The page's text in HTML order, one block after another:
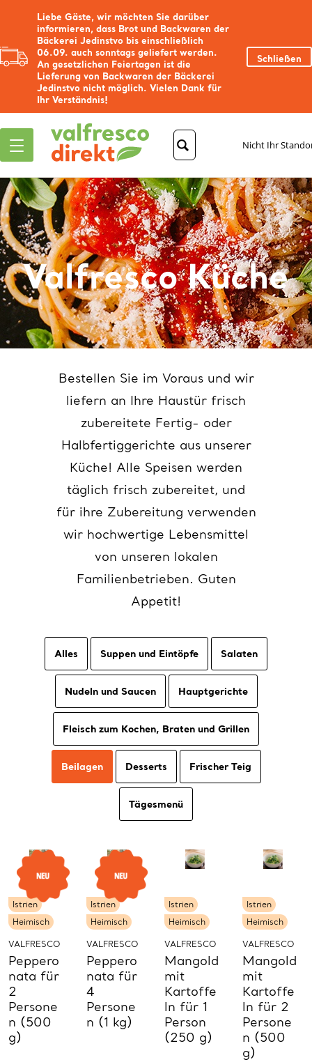
Liebe Gäste, wir möchten Sie darüber
informieren, dass Brot und Backwaren der
Bäckerei Jedinstvo bis einschließlich
06.09. auch sonntags geliefert werden.
An gesetzlichen Feiertagen ist die
Lieferung von Backwaren der Bäckerei
Jedinstvo nicht möglich. Vielen Dank für
Ihr Verständnis!
Schließen
Nicht Ihr
Valfresco Küche
Bestellen Sie im Voraus und wir
liefern an Ihre Haustür frisch
zubereitete Fertig- oder
Halbfertiggerichte aus unserer
Küche! Alle Speisen werden
täglich frisch zubereitet, und
für ihre Zubereitung verwenden
wir hochwertige Lebensmittel
von unseren lokalen
Familienbetrieben. Guten
Appetit!
Alles Suppen und Eintöpfe Salaten
Nudeln und Saucen Hauptgerichte
Fleisch zum Kochen, Braten und Grillen
Beilagen Desserts Frischer Teig
Tägesmenü
Heimisch
Istrien
VALFRESCO
Peppero
nata für
2
Persone
n (500
g)
Heimisch
Istrien
VALFRESCO
Peppero
nata für
4
Persone
n (1 kg)
Heimisch
Istrien
VALFRESCO
Mangold
mit
Kartoffe
ln für 1
Person
(250 g)
Heimisch
Istrien
VALFRESCO
Mangold
mit
Kartoffe
ln für 2
Persone
n (500
g)